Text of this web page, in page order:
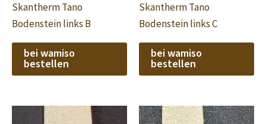
Skantherm Tano
Bodenstein links B
bei wamiso
bestellen
Skantherm Tano
Bodenstein links C
bei wamiso
bestellen